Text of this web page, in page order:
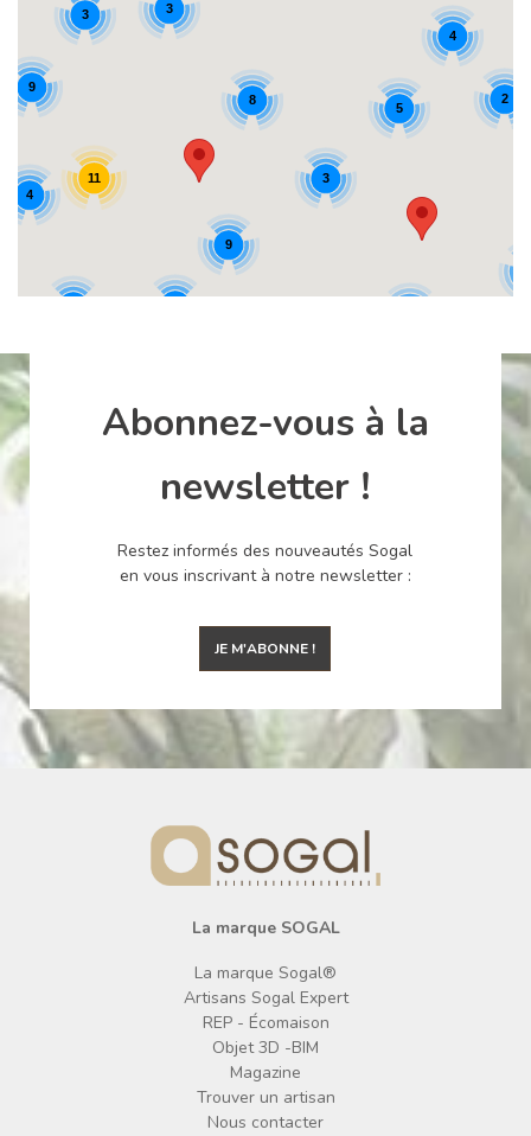
4
5
2
3
3
9
11
4
9
3
8
Abonnez-vous à la
newsletter !
Restez informés des nouveautés Sogal
en vous inscrivant à notre newsletter :
JE M'ABONNE !
La marque SOGAL
La marque Sogal®
Artisans Sogal Expert
REP - Écomaison
Objet 3D -BIM
Magazine
Trouver un artisan
Nous contacter